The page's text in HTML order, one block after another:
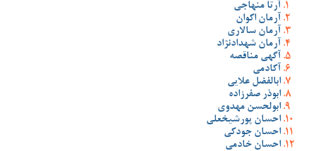
آرتا منهاجی
آرمان اکوان
آرمان سالاری
آرمان شهدادنژاد
آگهی مناقصه
آکادمی
ابالفضل علایی
ابوذر صفرزاده
ابولحسن مهدوی
احسان پورشیخعلی
احسان جودکی
احسان خادمی